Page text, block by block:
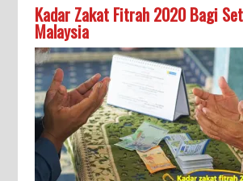
Kadar Zakat Fitrah 2020 Bagi
Malaysia